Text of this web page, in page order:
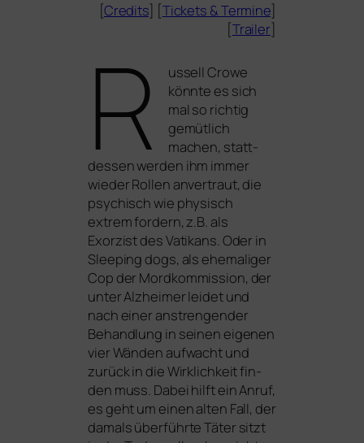
[Credits] [Tickets &Termine]
[Trailer]
R
ussell Crowe
könn­te es sich
mal so rich­tig
gemüt­lich
machen, statt­
des­sen wer­den ihm immer
wie­der Rollen anver­traut, die
psy­chisch wie phy­sisch
extrem for­dern, z.B. als
Exorzist des Vatikans. Oder in
Sleeping dogs, als ehe­ma­li­ger
Cop der Mordkommission, der
unter Alzheimer lei­det und
nach einer anstren­gen­der
Behandlung in sei­nen eige­nen
vier Wänden auf­wacht und
zurück in die Wirklichkeit fin­
den muss. Dabei hilft ein Anruf,
es geht um einen alten Fall, der
damals über­führ­te Täter sitzt